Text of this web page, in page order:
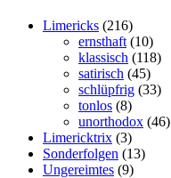
Limericks (216)
ernsthaft (10)
klassisch (118)
satirisch (45)
schlüpfrig (33)
tonlos (8)
unorthodox (46)
Limericktrix (3)
Sonderfolgen (13)
Ungereimtes (9)